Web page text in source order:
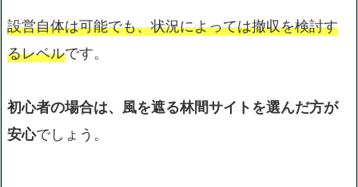
設営自体は可能でも、状況によっては撤収を検討す
るレベルです。
初心者の場合は、風を遮る林間サイトを選んだ方が
安心でしょう。